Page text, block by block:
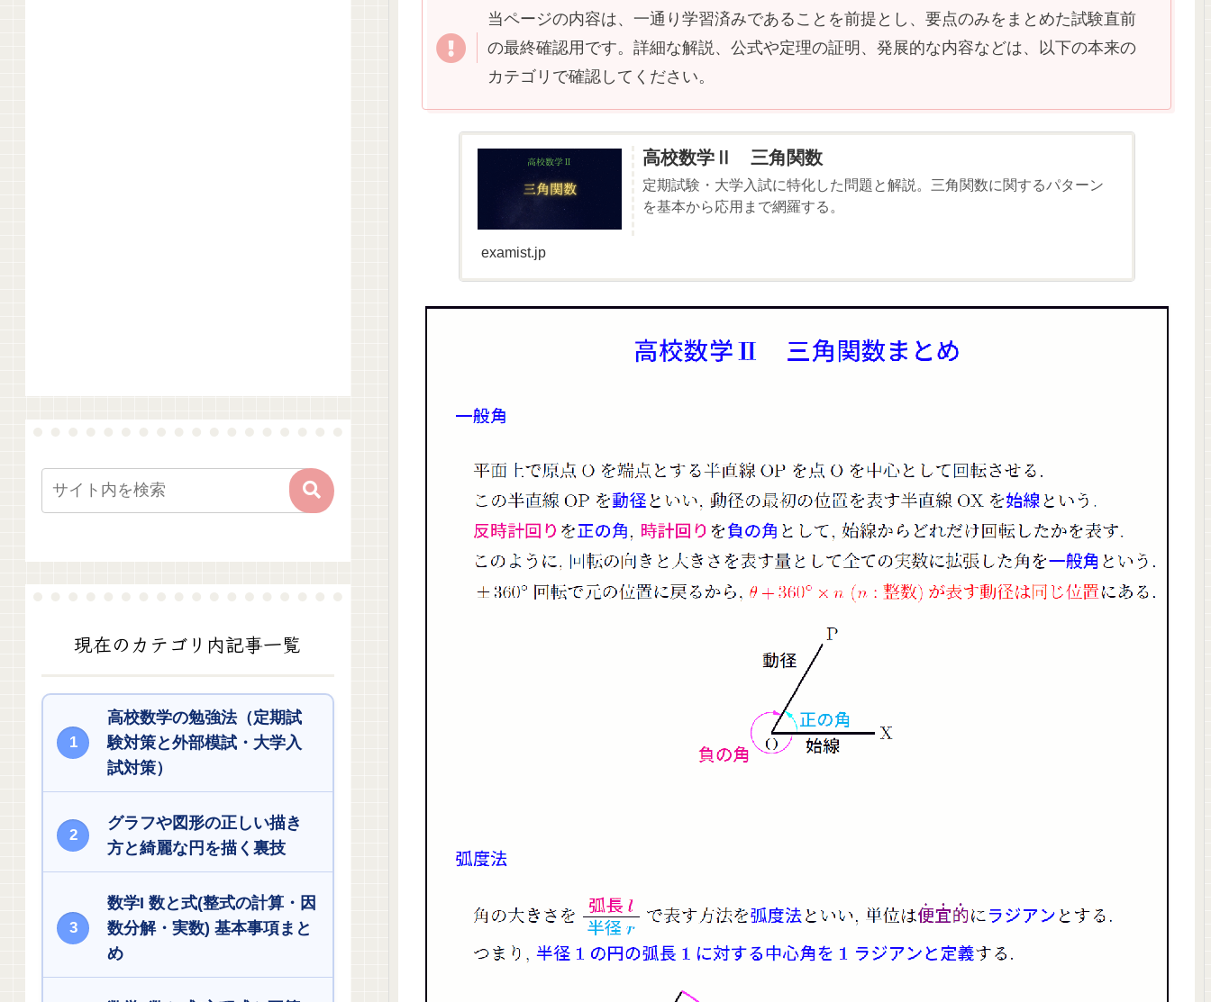
当ページの内容は、一通り学習済みであることを前提とし、要点のみをまとめた試験直前
の最終確認用です。詳細な解説、公式や定理の証明、発展的な内容などは、以下の本来の
カテゴリで確認してください。
高校数学Ⅱ 三角関数
定期試験・大学入試に特化した問題と解説。三角関数に関するパターン
を基本から応用まで網羅する。
examist.jp
現在のカテゴリ内記事一覧
高校数学の勉強法（定期試
験対策と外部模試・大学入
試対策）
グラフや図形の正しい描き
方と綺麗な円を描く裏技
数学I 数と式(整式の計算・因
数分解・実数) 基本事項まと
め